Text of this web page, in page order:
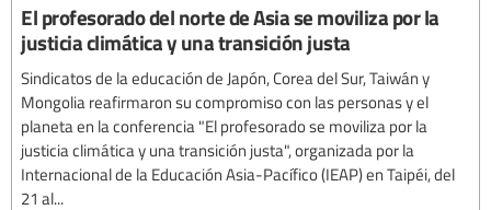
El profesorado del norte de Asia se moviliza por la
justicia climática y una transición justa
Sindicatos de la educación de Japón, Corea del Sur, Taiwán y
Mongolia reafirmaron su compromiso con las personas y el
planeta en la conferencia "El profesorado se moviliza por la
justicia climática y una transición justa", organizada por la
Internacional de la Educación Asia-Pacífico (IEAP) en Taipéi, del
21 al...